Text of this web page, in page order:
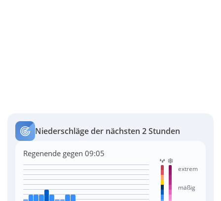
Niederschläge der nächsten 2 Stunden
Regenende gegen 09:05
extrem
mäßig